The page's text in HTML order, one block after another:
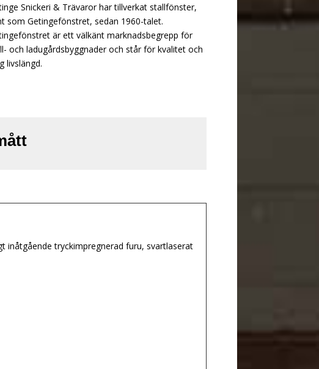
Snickeri & Trävaror har tillverkat stallfönster,
som Getingefönstret, sedan 1960-talet.
är ett välkänt marknadsbegrepp för
och ladugårdsbyggnader och står för kvalitet och
livslängd.
inåtgående tryckimpregnerad furu, svartlaserat